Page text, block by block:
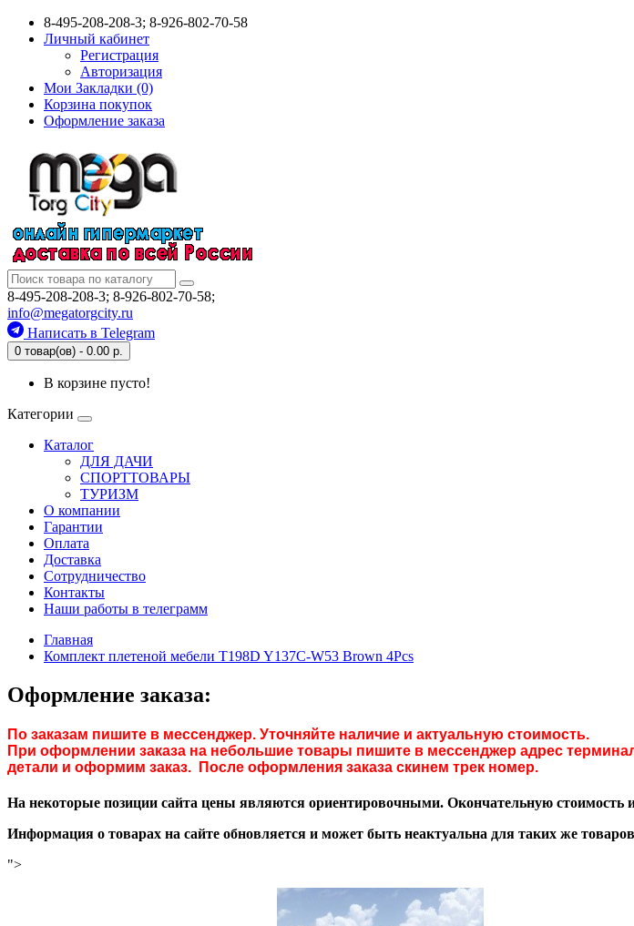
8-495-208-208-3; 8-926-802-70-58
Личный кабинет
Регистрация
Авторизация
Мои Закладки (0)
Корзина покупок
Оформление заказа
8-495-208-208-3; 8-926-802-70-58;
info@megatorgcity.ru
Написать в Telegram
0 товар(ов) - 0.00 р.
В корзине пусто!
Категории
Каталог
ДЛЯ ДАЧИ
СПОРТТОВАРЫ
ТУРИЗМ
О компании
Гарантии
Оплата
Доставка
Сотрудничество
Контакты
Наши работы в телеграмм
Главная
Комплект плетеной мебели T198D Y137C-W53 Brown 4Pcs
Оформление заказа:
По заказам пишите в мессенджер. Уточняйте наличие и актуальную стоимость.
При оформлении заказа на небольшие товары пишите в мессенджер адрес
детали и оформим заказ. После оформления заказа скинем трек номер.
На некоторые позиции сайта цены являются ориентировочными. Окончательную стоимость
Информация о товарах на сайте обновляется и может быть неактуальна для таких же
">